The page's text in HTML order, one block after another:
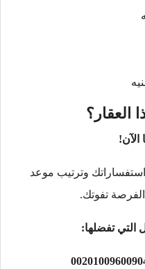
العقار؟
الآن!
وترتيب موعد
الفرصة تفوتك.
التي تفضلها: